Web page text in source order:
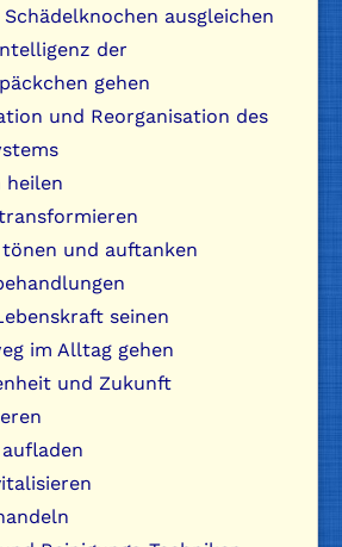
Schädelknochen ausgleichen
der
gehen
und Reorganisation des
heilen
und auftanken
seinen
im Alltag gehen
und Zukunft